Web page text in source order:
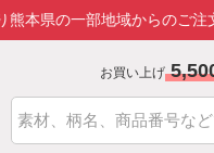
一部地域からのご注文受付
お買い上げ